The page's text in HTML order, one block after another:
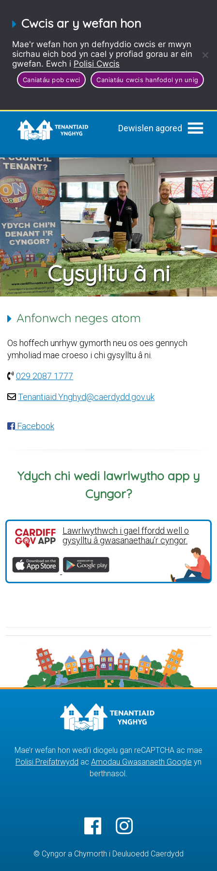
Cwcis ar y wefan hon
Mae'r wefan hon yn defnyddio cwcis er mwyn
sicrhau eich bod yn cael y profiad gorau ar ein
gwefan. Ewch i Polisi Cwcis
Caniatáu pob cwci Caniatáu cwcis hanfodol yn unig
Dewislen agored
Cysylltu â ni
Anfonwch neges atom
Os hoffech unrhyw gymorth neu os oes gennych
ymholiad mae croeso i chi gysylltu â ni.
029 2087 1777
Tenantiaid.Ynghyd@caerdydd.gov.uk
Facebook
Ydych chi wedi lawrlwytho app y
Cyngor?
Lawrlwythwch i gael ffordd well o
gysylltu â gwasanaethau’r cyngor.
Mae’r wefan hon wedi’i diogelu gan reCAPTCHA ac mae
Polisi Preifatrwydd ac Amodau Gwasanaeth Google yn
berthnasol.
© Cyngor a Chymorth i Deuluoedd Caerdydd